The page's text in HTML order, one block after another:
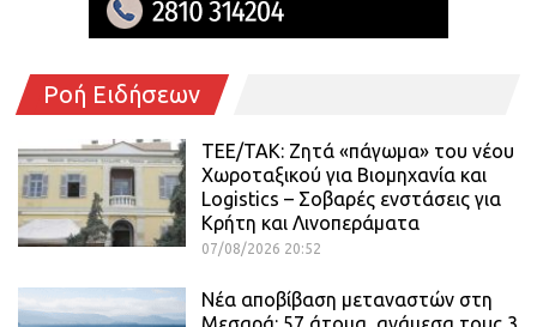
Ροή Ειδήσεων
ΤΕΕ/ΤΑΚ: Ζητά «πάγωμα» του νέου
Χωροταξικού για Βιομηχανία και
Logistics – Σοβαρές ενστάσεις για
Κρήτη και Λινοπεράματα
07/08/2026 20:52
Νέα αποβίβαση μεταναστών στη